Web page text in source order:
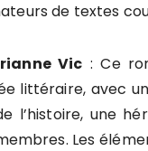
de textes
Vic : Ce
littéraire, avec
l’histoire, une
Les